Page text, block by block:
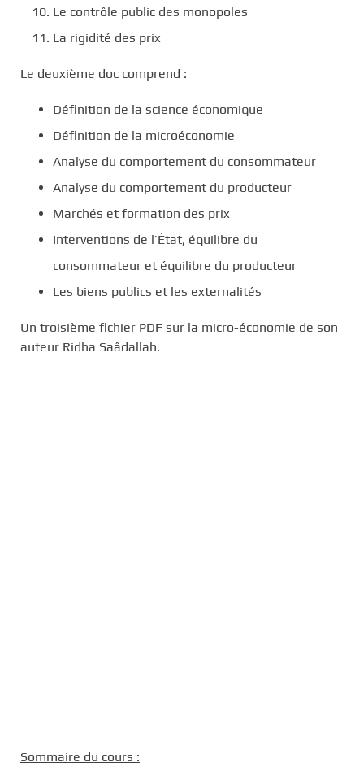
Le contrôle public des monopoles
La rigidité des prix
Le deuxième doc comprend :
Définition de la science économique
Définition de la microéconomie
Analyse du comportement du consommateur
Analyse du comportement du producteur
Marchés et formation des prix
Interventions de l’État, équilibre du
consommateur et équilibre du producteur
Les biens publics et les externalités
Un troisième fichier PDF sur la micro-économie de son
auteur Ridha Saâdallah.
Sommaire du cours :